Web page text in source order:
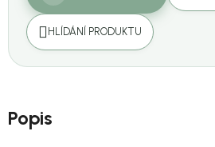
HLÍDÁNÍ PRODUKTU
Popis